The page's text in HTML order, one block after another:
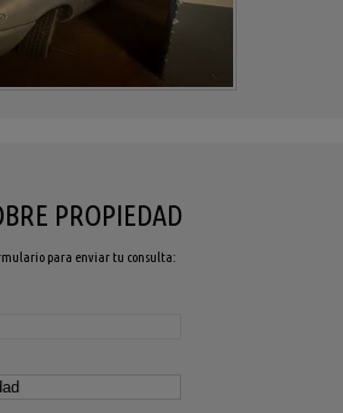
PROPIEDAD
para enviar tu consulta: